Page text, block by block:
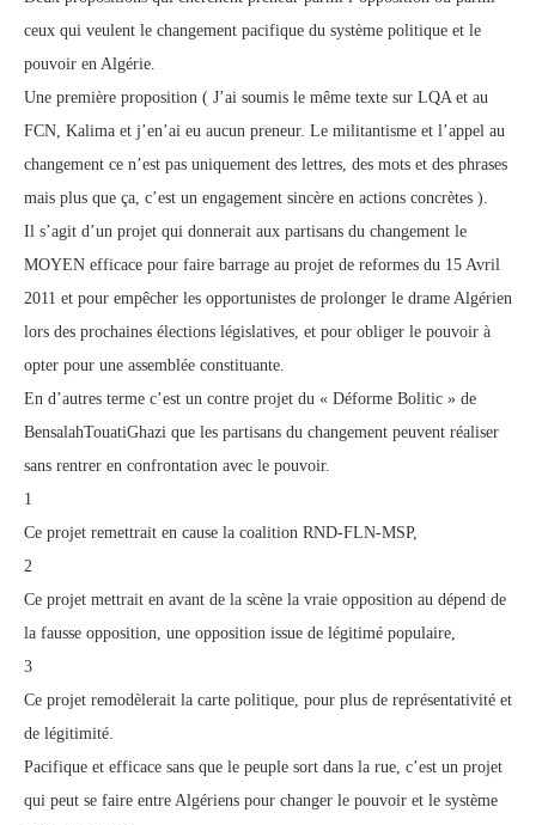
ceux qui veulent le changement pacifique du système politique et le
pouvoir en Algérie.
Une première proposition ( J’ai soumis le même texte sur LQA et au
FCN, Kalima et j’en’ai eu aucun preneur. Le militantisme et l’appel au
changement ce n’est pas uniquement des lettres, des mots et des phrases
mais plus que ça, c’est un engagement sincère en actions concrètes ).
Il s’agit d’un projet qui donnerait aux partisans du changement le
MOYEN efficace pour faire barrage au projet de reformes du 15 Avril
2011 et pour empêcher les opportunistes de prolonger le drame Algérien
lors des prochaines élections législatives, et pour obliger le pouvoir à
opter pour une assemblée constituante.
En d’autres terme c’est un contre projet du « Déforme Bolitic » de
BensalahTouatiGhazi que les partisans du changement peuvent réaliser
sans rentrer en confrontation avec le pouvoir.
1
Ce projet remettrait en cause la coalition RND-FLN-MSP,
2
Ce projet mettrait en avant de la scène la vraie opposition au dépend de
la fausse opposition, une opposition issue de légitimé populaire,
3
Ce projet remodèlerait la carte politique, pour plus de représentativité et
de légitimité.
Pacifique et efficace sans que le peuple sort dans la rue, c’est un projet
qui peut se faire entre Algériens pour changer le pouvoir et le système